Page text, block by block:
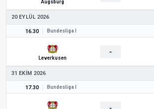
Augsburg
20 EYLÜL 2026
16.30 Bundesliga I
Leverkusen
-
31 EKIM 2026
17.30 Bundesliga I